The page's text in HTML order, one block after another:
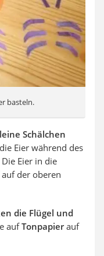
basteln.
Schälchen
Eier während des
Eier in die
der oberen
die Flügel und
aufTonpapierauf